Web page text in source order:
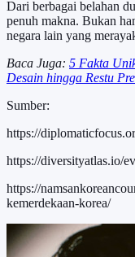
Dari berbagai belahan
penuh makna. Bukan
negara lain yang
Baca Juga: 5 Fakta
Desain hingga Restu
Sumber:
https://
https://diversityatlas.io/
https://
kemerdekaan-korea/